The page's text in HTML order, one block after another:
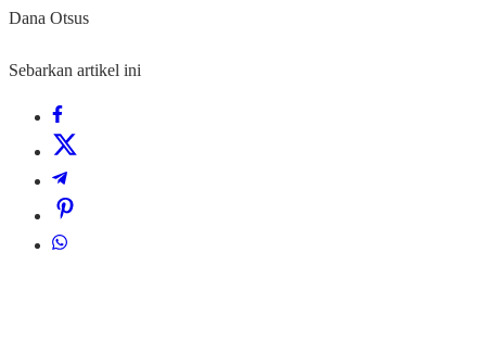
Dana Otsus
Sebarkan artikel ini